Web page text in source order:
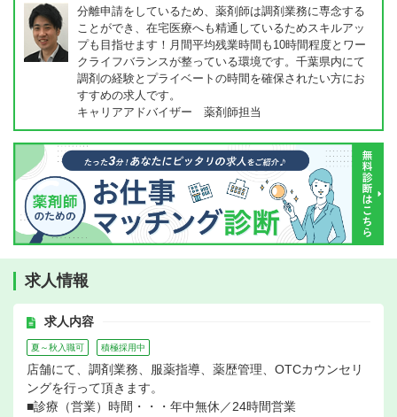
分離申請をしているため、薬剤師は調剤業務に専念する
ことができ、在宅医療へも精通しているためスキルアッ
プも目指せます！月間平均残業時間も10時間程度とワー
クライフバランスが整っている環境です。千葉県内にて
調剤の経験とプライベートの時間を確保されたい方にお
すすめの求人です。
キャリアアドバイザー 薬剤師担当
求人情報
求人内容
夏～秋入職可 積極採用中
店舗にて、調剤業務、服薬指導、薬歴管理、OTCカウンセリ
ングを行って頂きます。
■診療（営業）時間・・・年中無休／24時間営業